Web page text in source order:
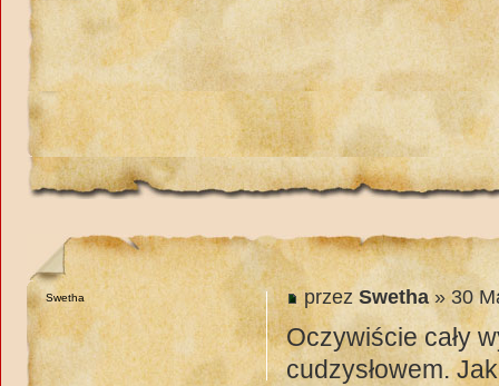
przezSwetha » 30
Oczywiście cały
cudzysłowem.
Swetha